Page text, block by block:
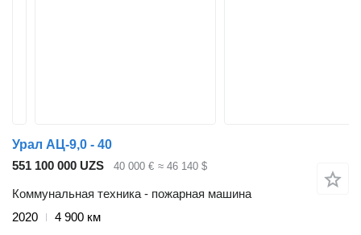
Урал АЦ-9,0 - 40
551 100 000 UZS
40 000 € ≈ 46 140 $
Коммунальная техника - пожарная машина
2020
4 900 км